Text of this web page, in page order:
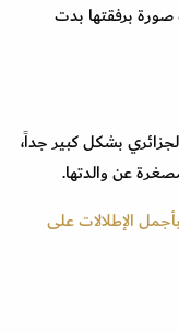
برفقتها بدت
بشكل كبير جداً،
عن والدتها.
الإطلالات على